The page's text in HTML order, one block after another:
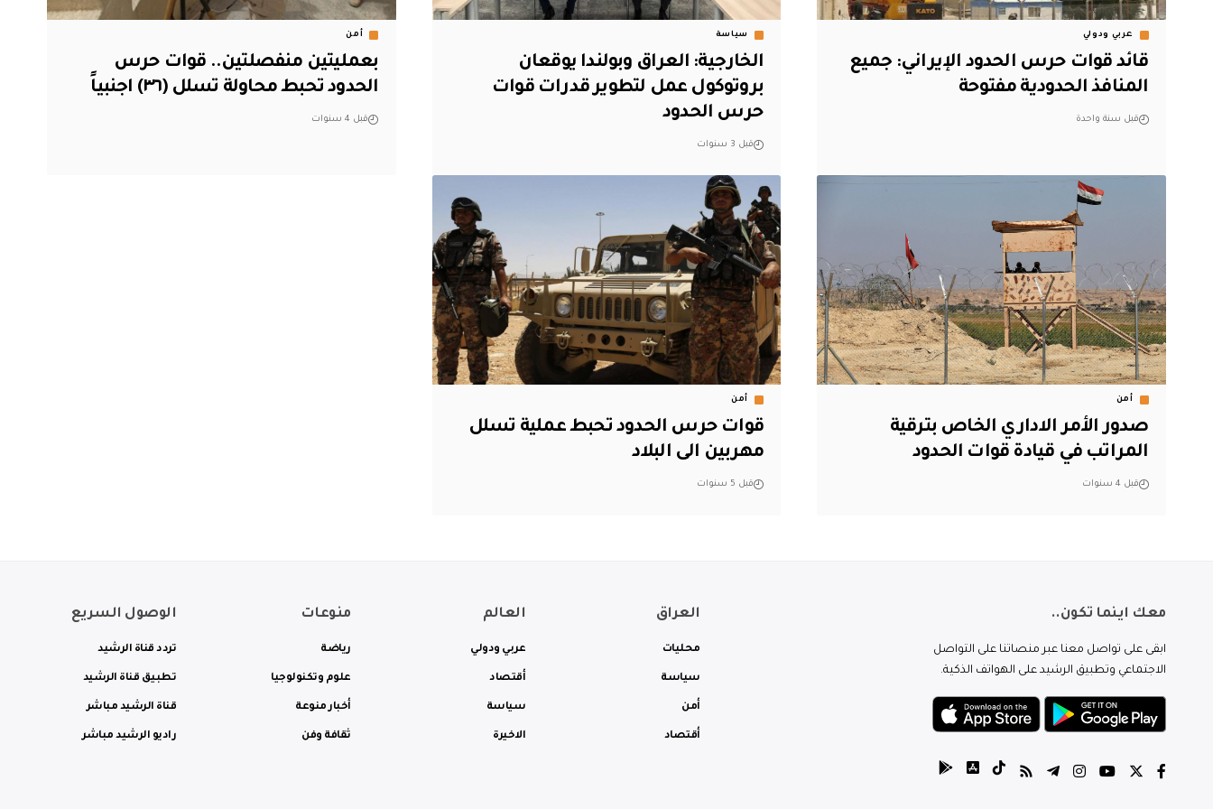
عربي ودولي
قائد قوات حرس الحدود الإيراني: جميع
المنافذ الحدودية مفتوحة
قبل سنة واحدة
سياسة
الخارجية: العراق وبولندا يوقعان
بروتوكول عمل لتطوير قدرات قوات
حرس الحدود
قبل 3 سنوات
أمن
بعمليتين منفصلتين.. قوات حرس
الحدود تحبط محاولة تسلل (٣٦) اجنبياً
قبل 4 سنوات
أمن
صدور الأمر الاداري الخاص بترقية
المراتب في قيادة قوات الحدود
قبل 4 سنوات
أمن
قوات حرس الحدود تحبط عملية تسلل
مهربين الى البلاد
قبل 5 سنوات
معك اينما تكون..
ابقى على تواصل معنا عبر منصاتنا على التواصل
الاجتماعي وتطبيق الرشيد على الهواتف الذكية.
العراق
محليات
سياسة
أمن
أقتصاد
العالم
عربي ودولي
أقتصاد
سياسة
الاخيرة
منوعات
رياضة
علوم وتكنولوجيا
أخبار منوعة
ثقافة وفن
الوصول السريع
تردد قناة الرشيد
تطبيق قناة الرشيد
قناة الرشيد مباشر
راديو الرشيد مباشر